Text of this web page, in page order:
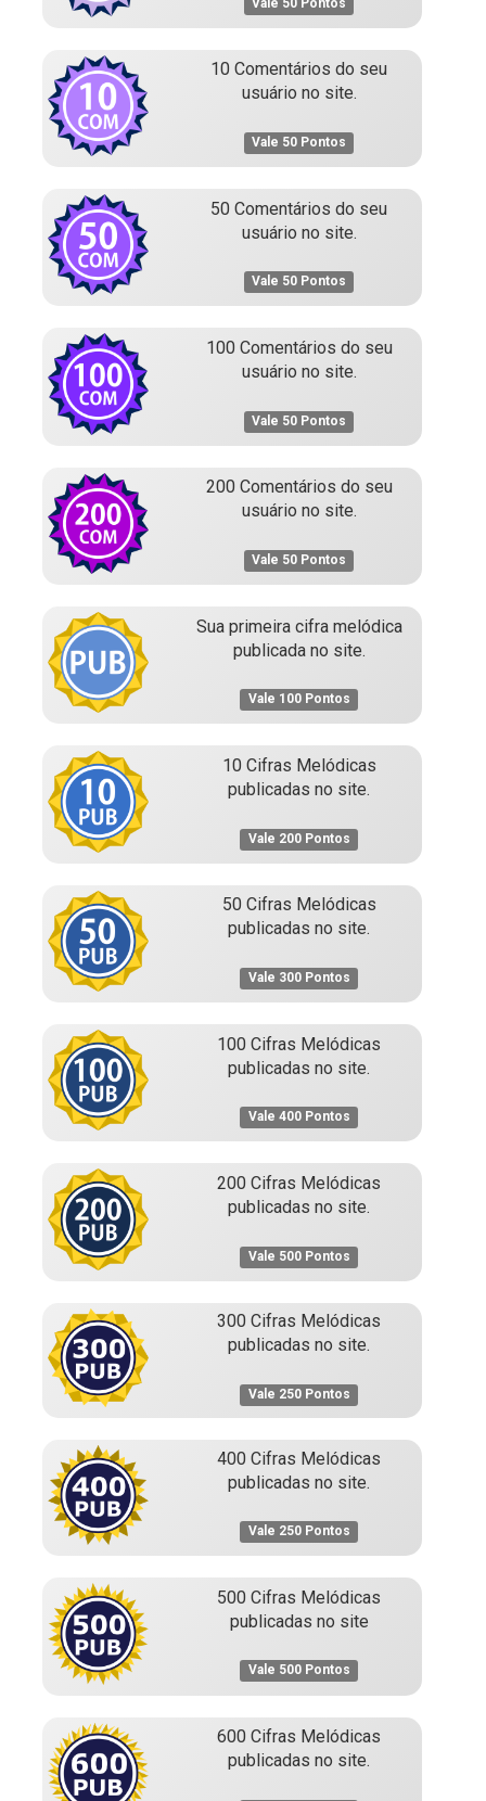
Vale 50 Pontos
10 Comentários do seu
usuário no site.
Vale 50 Pontos
50 Comentários do seu
usuário no site.
Vale 50 Pontos
100 Comentários do seu
usuário no site.
Vale 50 Pontos
200 Comentários do seu
usuário no site.
Vale 50 Pontos
Sua primeira cifra melódica
publicada no site.
Vale 100 Pontos
10 Cifras Melódicas
publicadas no site.
Vale 200 Pontos
50 Cifras Melódicas
publicadas no site.
Vale 300 Pontos
100 Cifras Melódicas
publicadas no site.
Vale 400 Pontos
200 Cifras Melódicas
publicadas no site.
Vale 500 Pontos
300 Cifras Melódicas
publicadas no site.
Vale 250 Pontos
400 Cifras Melódicas
publicadas no site.
Vale 250 Pontos
500 Cifras Melódicas
publicadas no site
Vale 500 Pontos
600 Cifras Melódicas
publicadas no site.